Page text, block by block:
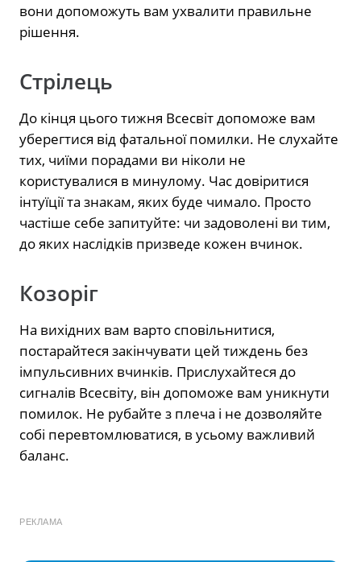
вони допоможуть вам ухвалити правильне
рішення.
Стрілець
До кінця цього тижня Всесвіт допоможе вам
уберегтися від фатальної помилки. Не слухайте
тих, чиїми порадами ви ніколи не
користувалися в минулому. Час довіритися
інтуїції та знакам, яких буде чимало. Просто
частіше себе запитуйте: чи задоволені ви тим,
до яких наслідків призведе кожен вчинок.
Козоріг
На вихідних вам варто сповільнитися,
постарайтеся закінчувати цей тиждень без
імпульсивних вчинків. Прислухайтеся до
сигналів Всесвіту, він допоможе вам уникнути
помилок. Не рубайте з плеча і не дозволяйте
собі перевтомлюватися, в усьому важливий
баланс.
РЕКЛАМА